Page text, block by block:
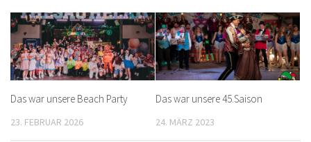
Das war unsere Beach Party
23. FEBRUAR 2026
Das war unsere 45.Saison
24. MÄRZ 2023